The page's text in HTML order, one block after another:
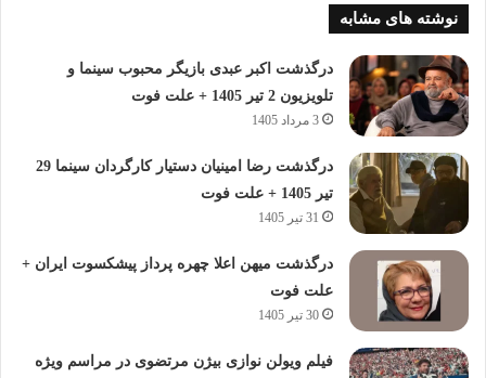
نوشته های مشابه
درگذشت اکبر عبدی بازیگر محبوب سینما و
تلویزیون 2 تیر 1405 + علت فوت
3 مرداد 1405
درگذشت رضا امینیان دستیار کارگردان سینما 29
تیر 1405 + علت فوت
31 تیر 1405
درگذشت میهن اعلا چهره پرداز پیشکسوت ایران +
علت فوت
30 تیر 1405
فیلم ویولن نوازی بیژن مرتضوی در مراسم ویژه